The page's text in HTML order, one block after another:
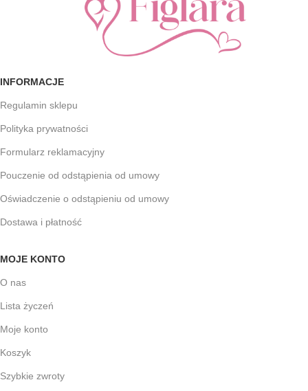
INFORMACJE
Regulamin sklepu
Polityka prywatności
Formularz reklamacyjny
Pouczenie od odstąpienia od umowy
Oświadczenie o odstąpieniu od umowy
Dostawa i płatność
MOJE KONTO
O nas
Lista życzeń
Moje konto
Koszyk
Szybkie zwroty